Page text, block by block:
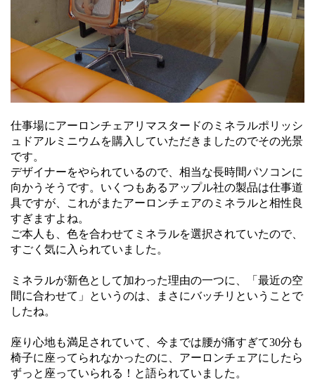
仕事場にアーロンチェアリマスタードのミネラルポリッシ
ュドアルミニウムを購入していただきましたのでその光景
です。
デザイナーをやられているので、相当な長時間パソコンに
向かうそうです。いくつもあるアップル社の製品は仕事道
具ですが、これがまたアーロンチェアのミネラルと相性良
すぎますよね。
ご本人も、色を合わせてミネラルを選択されていたので、
すごく気に入られていました。
ミネラルが新色として加わった理由の一つに、「最近の空
間に合わせて」というのは、まさにバッチリということで
したね。
座り心地も満足されていて、今までは腰が痛すぎて30分も
椅子に座ってられなかったのに、アーロンチェアにしたら
ずっと座っていられる！と語られていました。